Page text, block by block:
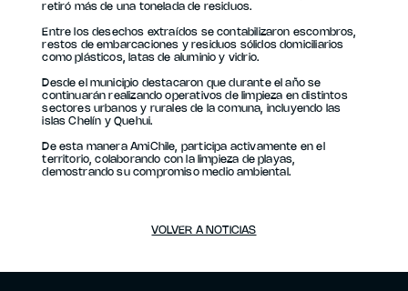
retiró más de una tonelada de residuos.
Entre los desechos extraídos se contabilizaron escombros,
restos de embarcaciones y residuos sólidos domiciliarios
como plásticos, latas de aluminio y vidrio.
Desde el municipio destacaron que durante el año se
continuarán realizando operativos de limpieza en distintos
sectores urbanos y rurales de la comuna, incluyendo las
islas Chelín y Quehui.
De esta manera AmiChile, participa activamente en el
territorio, colaborando con la limpieza de playas,
demostrando su compromiso medio ambiental.
VOLVER A NOTICIAS